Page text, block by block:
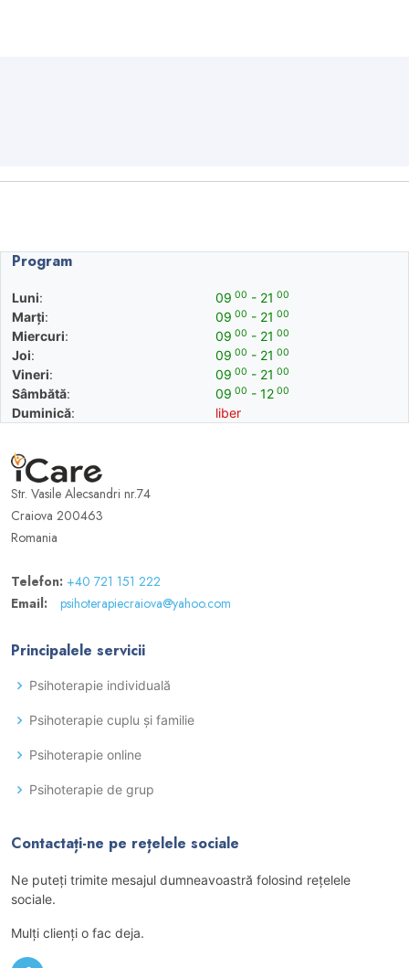
Program
Luni:
Marți:
Miercuri:
Joi:
Vineri:
Sâmbătă:
Duminică:
09 00 - 21 00
09 00 - 21 00
09 00 - 21 00
09 00 - 21 00
09 00 - 21 00
09 00 - 12 00
liber
Str. Vasile Alecsandri nr.74
Craiova 200463
Romania
Telefon: +40 721 151 222
Email:
psihoterapiecraiova@yahoo.com
Principalele servicii
Psihoterapie individuală
Psihoterapie cuplu și familie
Psihoterapie online
Psihoterapie de grup
Contactați-ne pe rețelele sociale
Ne puteţi trimite mesajul dumneavoastră folosind reţelele
sociale.
Mulţi clienţi o fac deja.